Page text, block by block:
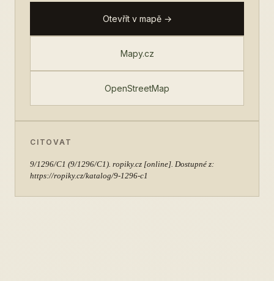
Otevřít v mapě →
Mapy.cz
OpenStreetMap
CITOVAT
9/1296/C1 (9/1296/C1). ropiky.cz [online]. Dostupné z:
https://ropiky.cz/katalog/9-1296-c1